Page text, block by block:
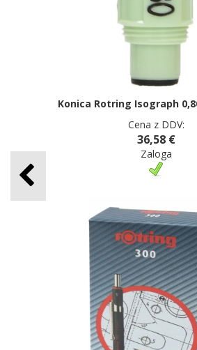
Konica Rotring Isograph
Cena z DDV:
36,58 €
Zaloga